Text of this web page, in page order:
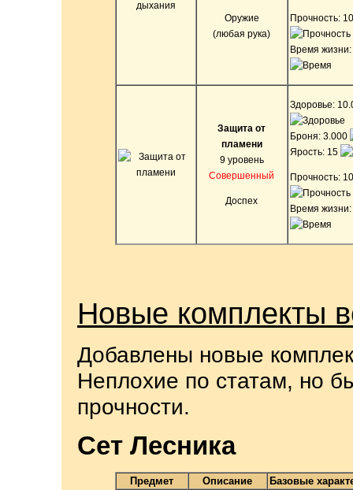
Оружие
(любая рука)
Прочность:
Время
Защита от
пламени
9 уровень
Совершенный
Доспех
Здоровье:
Броня: 3.000
Ярость: 15
Прочность:
Время
Новые комплекты
Добавлены новые
Неплохие по статам, но
прочности.
Сет Лесника
Предмет Описание Базовые